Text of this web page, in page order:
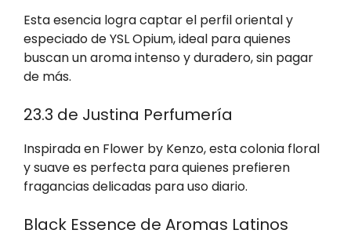
Esta esencia logra captar el perfil oriental y
especiado de YSL Opium, ideal para quienes
buscan un aroma intenso y duradero, sin pagar
de más.
23.3 de Justina Perfumería
Inspirada en Flower by Kenzo, esta colonia floral
y suave es perfecta para quienes prefieren
fragancias delicadas para uso diario.
Black Essence de Aromas Latinos